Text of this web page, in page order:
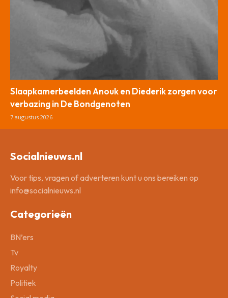
Slaapkamerbeelden Anouk en Diederik zorgen voor
verbazing in De Bondgenoten
7 augustus 2026
Socialnieuws.nl
Voor tips, vragen of adverteren kunt u ons bereiken op
info@socialnieuws.nl
Categorieën
BN’ers
Tv
Royalty
Politiek